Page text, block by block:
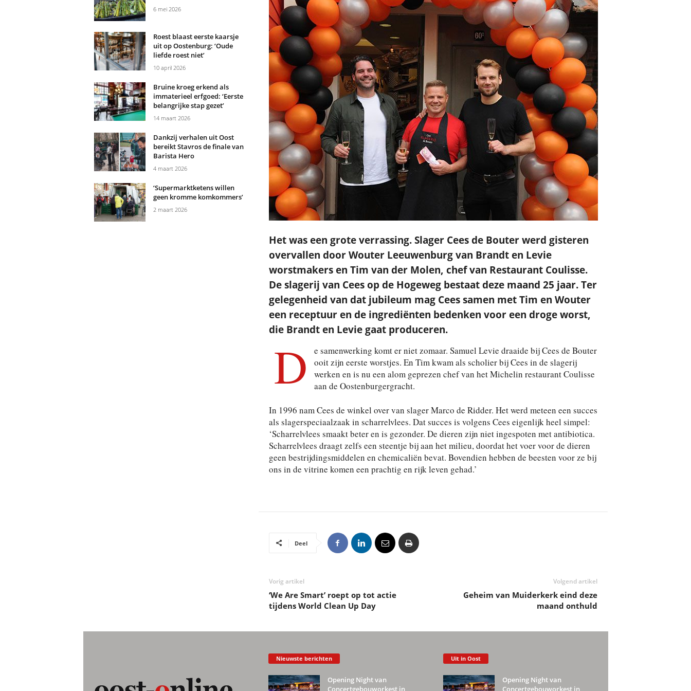
Het was een grote verrassing. Slager Cees de Bouter werd gisteren
overvallen door Wouter Leeuwenburg van Brandt en Levie
worstmakers en Tim van der Molen, chef van Restaurant Coulisse.
De slagerij van Cees op de Hogeweg bestaat deze maand 25 jaar. Ter
gelegenheid van dat jubileum mag Cees samen met Tim en Wouter
een receptuur en de ingrediënten bedenken voor een droge worst,
die Brandt en Levie gaat produceren.
D
e samenwerking komt er niet zomaar. Samuel Levie draaide bij Cees de Bouter
ooit zijn eerste worstjes. En Tim kwam als scholier bij Cees in de slagerij
werken en is nu een alom geprezen chef van het Michelin restaurant Coulisse
aan de Oostenburgergracht.
In 1996 nam Cees de winkel over van slager Marco de Ridder. Het werd meteen een succes
als slagerspeciaalzaak in scharrelvlees. Dat succes is volgens Cees eigenlijk heel simpel:
‘Scharrelvlees smaakt beter en is gezonder. De dieren zijn niet ingespoten met antibiotica.
Scharrelvlees draagt zelfs een steentje bij aan het milieu, doordat het voer voor de dieren
geen bestrijdingsmiddelen en chemicaliën bevat. Bovendien hebben de beesten voor ze bij
ons in de vitrine komen een prachtig en rijk leven gehad.’
Deel
Vorig artikel
‘We Are Smart’ roept op tot actie
tijdens World Clean Up Day
Volgend artikel
Geheim van Muiderkerk eind deze
maand onthuld
6 mei 2026
Roest blaast eerste kaarsje
uit op Oostenburg: ‘Oude
liefde roest niet’
10 april 2026
Bruine kroeg erkend als
immaterieel erfgoed: ‘Eerste
belangrijke stap gezet’
14 maart 2026
Dankzij verhalen uit Oost
bereikt Stavros de finale van
Barista Hero
4 maart 2026
‘Supermarktketens willen
geen kromme komkommers’
2 maart 2026
Nieuwste berichten
Opening Night van
Concertgebouworkest in
Uit in Oost
Opening Night van
Concertgebouworkest in